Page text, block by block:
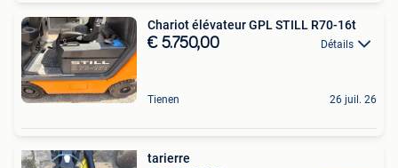
Chariot élévateur GPL STILL R70-16t
€ 5.750,00 Détails
Tienen 26 juil. 26
tarierre